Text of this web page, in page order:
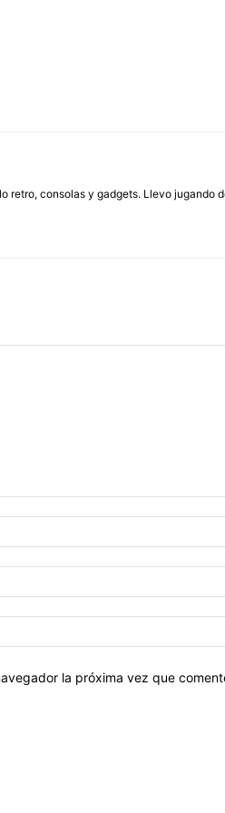
retro, consolas y gadgets. Llevo jugando
la próxima vez que